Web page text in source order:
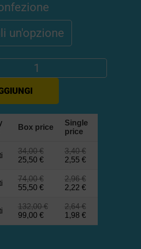
Box price
Single
price
34,00€
25,50 €
3,40€
2,55 €
74,00€
55,50 €
2,96€
2,22 €
132,00€
99,00 €
2,64€
1,98 €